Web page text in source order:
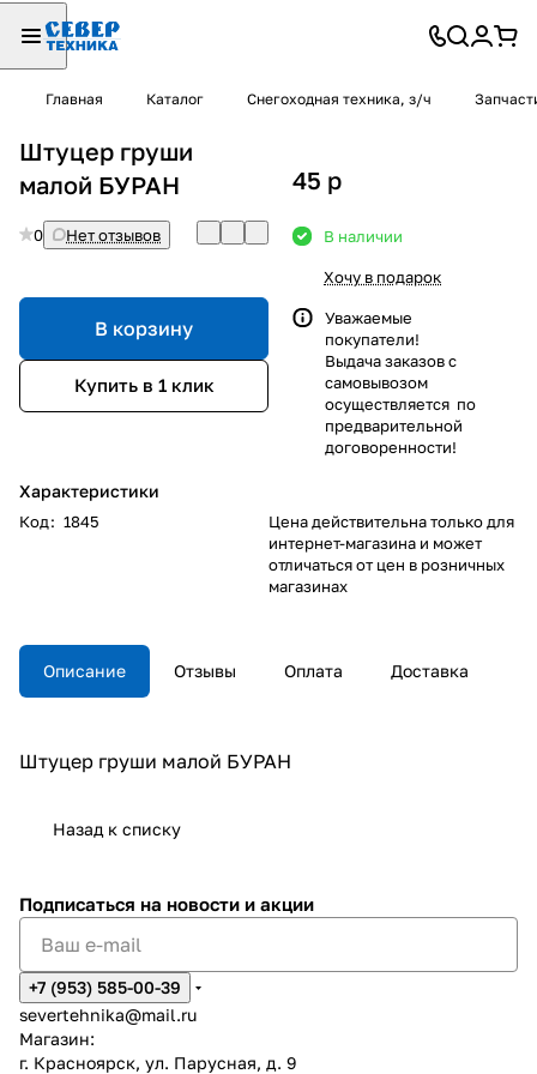
Главная Каталог Снегоходная техника, з/ч
Штуцер груши
малой БУРАН
0 Нет отзывов
В корзину
Купить в 1 клик
Характеристики
Код: 1845
45 p
В наличии
Хочу в подарок
Уважаемые
покупатели!
Выдача заказов с
самовывозом
осуществляется по
предварительной
договоренности!
Цена действительна только для
интернет-магазина и может
отличаться от цен в розничных
магазинах
Описание Отзывы Оплата Доставка
Штуцер груши малой БУРАН
Назад к списку
Подписаться на новости и акции
+7 (953) 585-00-39
severtehnika@mail.ru
Магазин:
г. Красноярск, ул. Парусная, д. 9